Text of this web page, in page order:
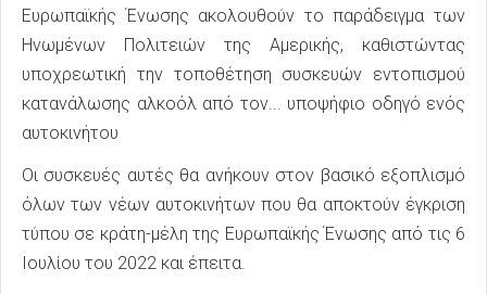
Ευρωπαϊκής Ένωσης ακολουθούν το παράδειγμα των
Ηνωμένων Πολιτειών της Αμερικής, καθιστώντας
υποχρεωτική την τοποθέτηση συσκευών εντοπισμού
κατανάλωσης αλκοόλ από τον... υποψήφιο οδηγό ενός
αυτοκινήτου
Οι συσκευές αυτές θα ανήκουν στον βασικό εξοπλισμό
όλων των νέων αυτοκινήτων που θα αποκτούν έγκριση
τύπου σε κράτη-μέλη της Ευρωπαϊκής Ένωσης από τις 6
Ιουλίου του 2022 και έπειτα.